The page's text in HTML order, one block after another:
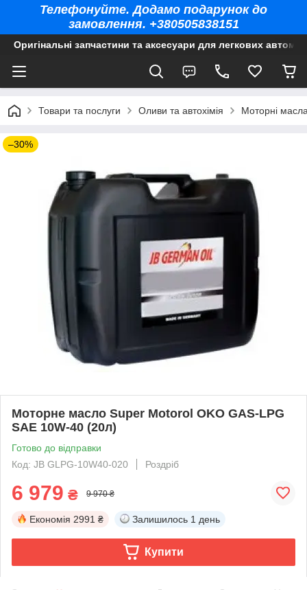
Телефонуйте. Додамо подарунок до
замовлення. +380505838151
Оригінальні запчастини та аксесуари для легкових
Товари та послуги Оливи та автохімія Моторні
–30%
Моторне масло Super Motorol OKO GAS-LPG
SAE 10W-40 (20л)
Готово до відправки
Код: JB GLPG-10W40-020
Роздріб
6 979 ₴ 9 970 ₴
Економія 2991 ₴ Залишилось 1 день
Купити